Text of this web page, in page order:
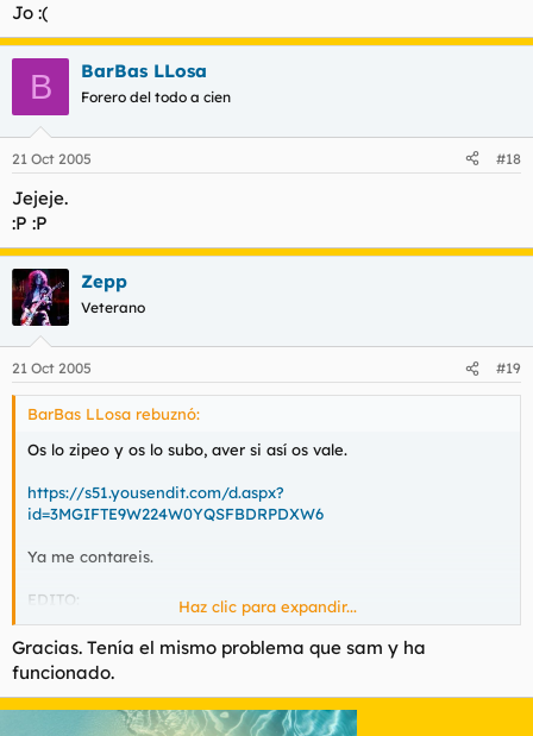
Jo :(
B BarBas LLosa
Forero del todo a cien
21 Oct 2005 #18
Jejeje.
:P :P
Zepp
Veterano
21 Oct 2005 #19
BarBas LLosa rebuznó:
Os lo zipeo y os lo subo, aver si así os vale.
https://s51.yousendit.com/d.aspx?
id=3MGIFTE9W224W0YQSFBDRPDXW6
Ya me contareis.
EDITO:
Colocarlo en la rutaque os deje antes y probarlo.
Haz clic para expandir...
Gracias. Tenía el mismo problema que sam y ha
funcionado.